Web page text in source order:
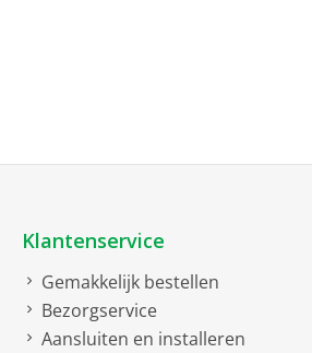
Klantenservice
Gemakkelijk bestellen
Bezorgservice
Aansluiten en installeren